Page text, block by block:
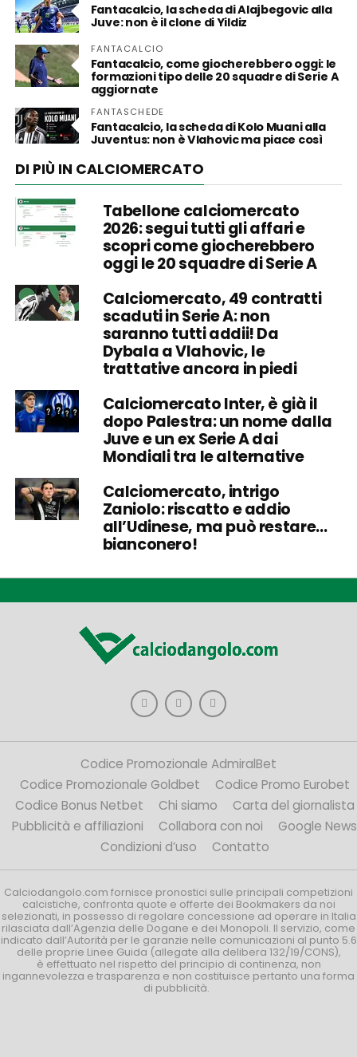
Fantacalcio, la scheda di Alajbegovic alla
Juve: non è il clone di Yildiz
FANTACALCIO
Fantacalcio, come giocherebbero oggi: le
formazioni tipo delle 20 squadre di Serie A
aggiornate
FANTASCHEDE
Fantacalcio, la scheda di Kolo Muani alla
Juventus: non è Vlahovic ma piace così
DI PIÙ IN CALCIOMERCATO
Tabellone calciomercato
2026: segui tutti gli affari e
scopri come giocherebbero
oggi le 20 squadre di Serie A
Calciomercato, 49 contratti
scaduti in Serie A: non
saranno tutti addii! Da
Dybala a Vlahovic, le
trattative ancora in piedi
Calciomercato Inter, è già il
dopo Palestra: un nome dalla
Juve e un ex Serie A dai
Mondiali tra le alternative
Calciomercato, intrigo
Zaniolo: riscatto e addio
all’Udinese, ma può restare…
bianconero!
Codice Promozionale AdmiralBet
Codice Promozionale Goldbet
Codice Promo Eurobet
Codice Bonus Netbet
Chi siamo
Carta del giornalista
Pubblicità e affiliazioni
Collabora con noi
Google News
Condizioni d’uso
Contatto
Calciodangolo.com fornisce pronostici sulle principali competizioni
calcistiche, confronta quote e offerte dei Bookmakers da noi
selezionati, in possesso di regolare concessione ad operare in Italia
rilasciata dall’Agenzia delle Dogane e dei Monopoli. Il servizio, come
indicato dall’Autorità per le garanzie nelle comunicazioni al punto 5.6
delle proprie Linee Guida (allegate alla delibera 132/19/CONS),
è effettuato nel rispetto del principio di continenza, non
ingannevolezza e trasparenza e non costituisce pertanto una forma
di pubblicità.